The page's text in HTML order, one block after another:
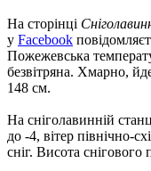
На сторінці
у Facebook
Пожежевська
безвітряна. Хмарно,
148 см.
На сніголавинній
до -4, вітер північно-
сніг. Висота